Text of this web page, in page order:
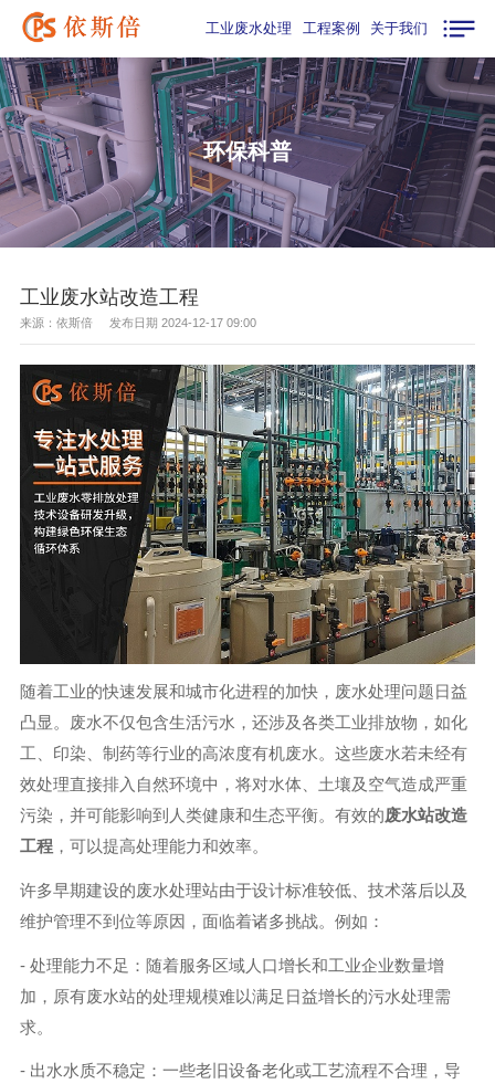
工业废水处理 工程案例 关于我们
环保科普
工业废水站改造工程
来源：依斯倍 发布日期 2024-12-17 09:00
随着工业的快速发展和城市化进程的加快，废水处理问题日益
凸显。废水不仅包含生活污水，还涉及各类工业排放物，如化
工、印染、制药等行业的高浓度有机废水。这些废水若未经有
效处理直接排入自然环境中，将对水体、土壤及空气造成严重
污染，并可能影响到人类健康和生态平衡。有效的废水站改造
工程，可以提高处理能力和效率。
许多早期建设的废水处理站由于设计标准较低、技术落后以及
维护管理不到位等原因，面临着诸多挑战。例如：
- 处理能力不足：随着服务区域人口增长和工业企业数量增
加，原有废水站的处理规模难以满足日益增长的污水处理需
求。
- 出水水质不稳定：一些老旧设备老化或工艺流程不合理，导